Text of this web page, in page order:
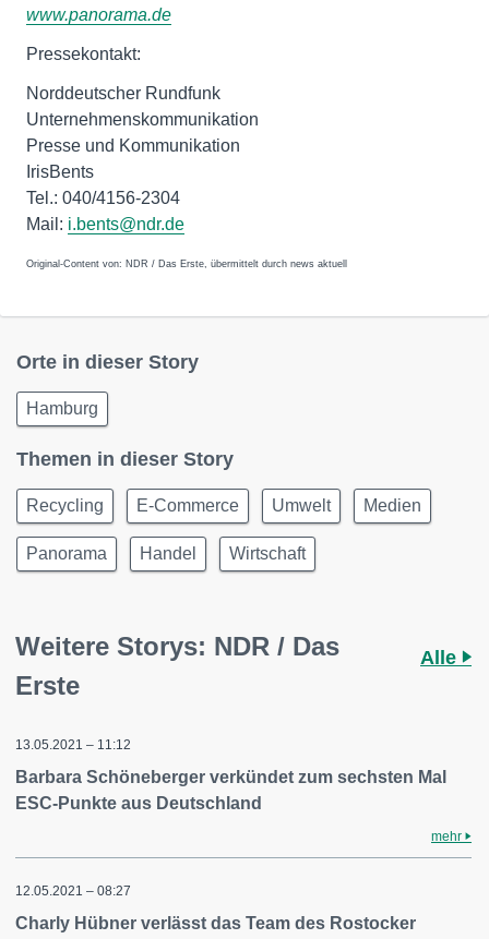
www.panorama.de
Pressekontakt:
Norddeutscher Rundfunk
Unternehmenskommunikation
Presse und Kommunikation
IrisBents
Tel.: 040/4156-2304
Mail: i.bents@ndr.de
Original-Content von: NDR / Das Erste, übermittelt durch news aktuell
Orte in dieser Story
Hamburg
Themen in dieser Story
Recycling E-Commerce Umwelt Medien
Panorama Handel Wirtschaft
Weitere Storys: NDR / Das
Erste
Alle
13.05.2021 – 11:12
Barbara Schöneberger verkündet zum sechsten Mal
ESC-Punkte aus Deutschland
mehr
12.05.2021 – 08:27
Charly Hübner verlässt das Team des Rostocker